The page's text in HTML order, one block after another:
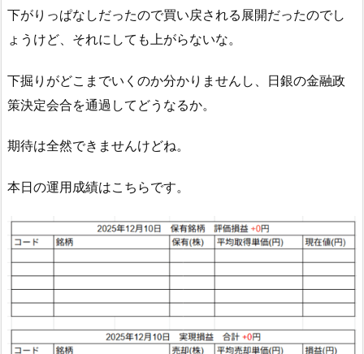
下がりっぱなしだったので買い戻される展開だったのでし
ょうけど、それにしても上がらないな。
下掘りがどこまでいくのか分かりませんし、日銀の金融政
策決定会合を通過してどうなるか。
期待は全然できませんけどね。
本日の運用成績はこちらです。